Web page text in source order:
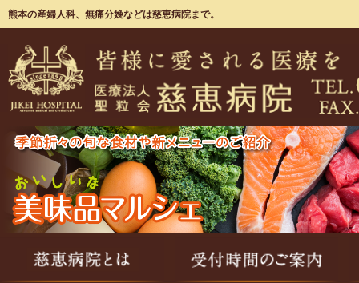
熊本の産婦人科、無痛分娩などは慈恵病院まで。